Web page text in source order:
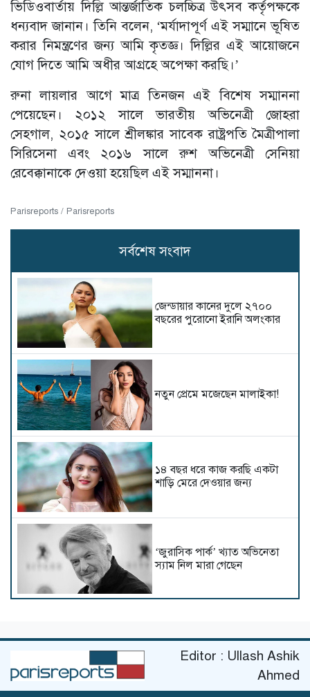
ভিডিওবার্তায় দিল্লি আন্তর্জাতিক চলচ্চিত্র উৎসব কর্তৃপক্ষকে
ধন্যবাদ জানান। তিনি বলেন, ‘মর্যাদাপূর্ণ এই সম্মানে ভূষিত
করার নিমন্ত্রণের জন্য আমি কৃতজ্ঞ। দিল্লির এই আয়োজনে
যোগ দিতে আমি অধীর আগ্রহে অপেক্ষা করছি।’
রুনা লায়লার আগে মাত্র তিনজন এই বিশেষ সম্মাননা
পেয়েছেন। ২০১২ সালে ভারতীয় অভিনেত্রী জোহরা
সেহগাল, ২০১৫ সালে শ্রীলঙ্কার সাবেক রাষ্ট্রপতি মৈত্রীপালা
সিরিসেনা এবং ২০১৬ সালে রুশ অভিনেত্রী সেনিয়া
রেবেক্কানাকে দেওয়া হয়েছিল এই সম্মাননা।
Parisreports / Parisreports
সর্বশেষ সংবাদ
জেন্ডায়ার কানের দুলে ২৭০০
বছরের পুরোনো ইরানি অলংকার
নতুন প্রেমে মজেছেন মালাইকা!
১৪ বছর ধরে কাজ করছি একটা
শাড়ি মেরে দেওয়ার জন্য
‘জুরাসিক পার্ক’ খ্যাত অভিনেতা
স্যাম নিল মারা গেছেন
বাংলাদেশ’-এর মুকুট?
Editor : Ullash Ashik
Ahmed